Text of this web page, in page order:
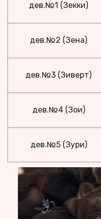
дев.№1 (Зекки)
дев.№2 (Зена)
дев.№3 (Зиверт)
дев.№4 (Зои)
дев.№5 (Зури)